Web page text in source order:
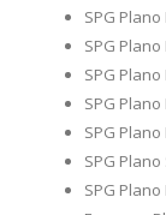
SPG
SPG
SPG
SPG
SPG
SPG
SPG